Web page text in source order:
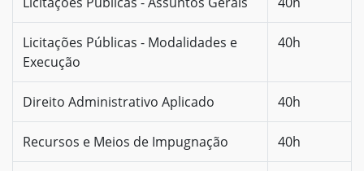
Licitações Públicas - Modalidades e
Execução
40h
Direito Administrativo Aplicado 40h
Recursos e Meios de Impugnação 40h